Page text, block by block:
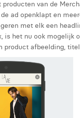
van de
ad openklapt en
met elk een
is het nu ook mogelijk
product afbeelding,